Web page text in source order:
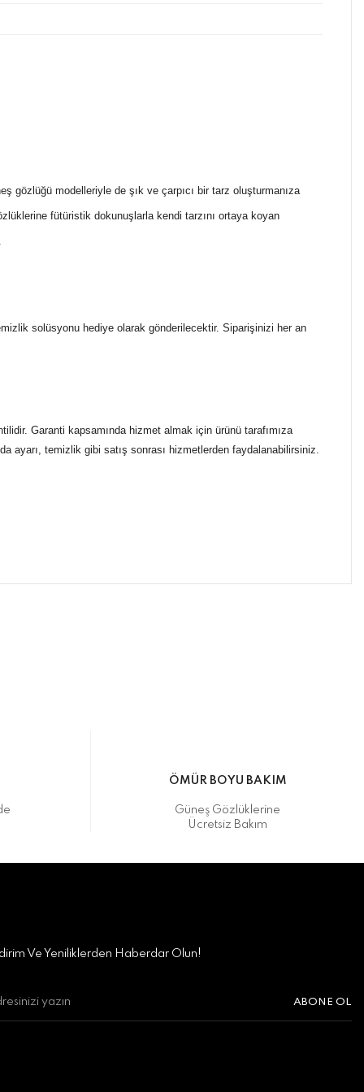
gözlüğü modelleriyle de şık ve çarpıcı bir tarz oluşturmanıza
fütüristik dokunuşlarla kendi tarzını ortaya koyan
solüsyonu hediye olarak gönderilecektir. Siparişinizi her an
Garanti kapsamında hizmet almak için ürünü tarafımıza
ayarı, temizlik gibi satış sonrası hizmetlerden faydalanabilirsiniz.
ÖMÜR BOYU BAKIM
Güneş Gözlüklerine
Ücretsiz Bakım
Ve Yeniliklerden Haberdar Olun!
ABONE OL